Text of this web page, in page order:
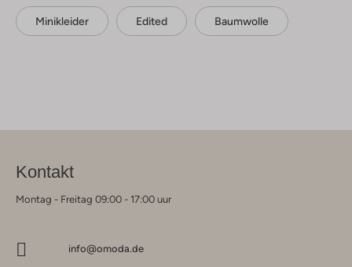
Minikleider Edited Baumwolle
Kontakt
Montag - Freitag 09:00 - 17:00 uur
info@omoda.de